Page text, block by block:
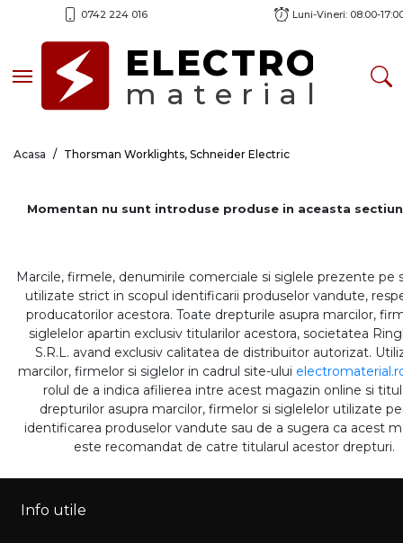
0742 224 016 Luni-Vineri: 08:00-
Toggle navigationELECTRO
material
Acasa Thorsman Worklights, Schneider Electric
Momentan nu sunt introduse produse in aceasta
Marcile, firmele, denumirile comerciale si siglele prezente pe
utilizate strict in scopul identificarii produselor vandute,
producatorilor acestora. Toate drepturile asupra marcilor,
siglelelor apartin exclusiv titularilor acestora, societatea
S.R.L. avand exclusiv calitatea de distribuitor autorizat.
marcilor, firmelor si siglelor in cadrul site-ului
rolul de a indica afilierea intre acest magazin online si
drepturilor asupra marcilor, firmelor si siglelelor utilizate
identificarea produselor vandute sau de a sugera ca acest
este recomandat de catre titularul acestor drepturi.
Info utile